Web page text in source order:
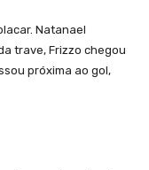
Natanael
trave, Frizzo chegou
próxima ao gol,